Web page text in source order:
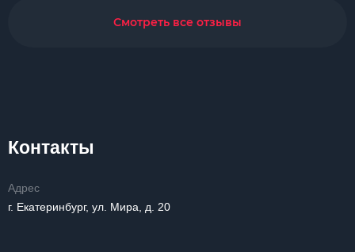
Смотреть все отзывы
Контакты
Адрес
г. Екатеринбург, ул. Мира, д. 20